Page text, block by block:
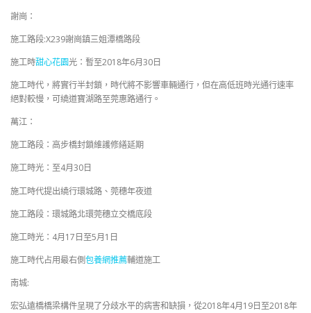
謝崗：
施工路段:X239謝崗鎮三姐潭橋路段
施工時甜心花園光：暫至2018年6月30日
施工時代，將實行半封鎖，時代將不影響車輛通行，但在高低班時光通行速率
絕對較慢，可繞道寶湖路至莞惠路通行。
萬江：
施工路段：高步橋封鎖維護修繕延期
施工時光：至4月30日
施工時代提出繞行環城路、莞穗年夜道
施工路段：環城路北環莞穗立交橋底段
施工時光：4月17日至5月1日
施工時代占用最右側包養網推薦輔道施工
南城:
宏弘遠橋橋梁構件呈現了分歧水平的病害和缺損，從2018年4月19日至2018年